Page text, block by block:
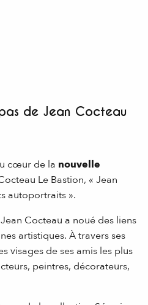
de Jean Cocteau
cœur de la nouvelle
Le Bastion, « Jean
autoportraits ».
Cocteau a noué des liens
artistiques. À travers ses
visages de ses amis les plus
peintres, décorateurs,